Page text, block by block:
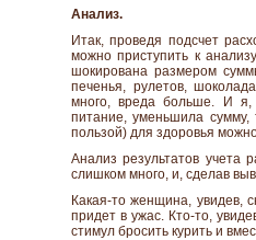
Анализ.
Итак, проведя подсчет
можно приступить к
шокирована размером
печенья, рулетов,
много, вреда больше. И
питание, уменьшила сумму,
пользой) для здоровья
Анализ результатов учета
слишком много, и, сделав
Какая-то женщина, увидев,
придет в ужас. Кто-то,
стимул бросить курить и